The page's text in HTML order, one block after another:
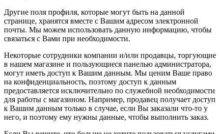
Другие поля профиля, которые могут быть на данной
странице, хранятся вместе с Вашим адресом электронной
почты. Мы можем использовать данную информацию, чтобы
связаться с Вами при необходимости.
Некоторые сотрудники компании и/или продавцы, торгующие
в нашем магазине и пользующиеся панелью администратора,
могут иметь доступ к Вашим данным. Мы ценим Ваше право
на конфиденциальность, поэтому доступ к данным
предоставляется исключительно по служебной необходимости
для работы с магазином. Например, продавец получает доступ
к Вашим данным только в случае, если Вы заказали что-то у
него, и поэтому ему нужны данные, чтобы выполнить заказ.